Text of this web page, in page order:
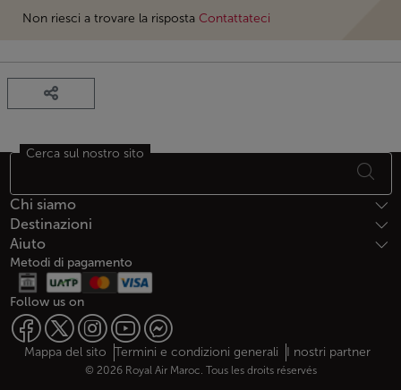
Non riesci a trovare la risposta Contattateci
Piè di pagina Mappa del sito
Cerca sul nostro sito
Chi siamo
Destinazioni
Aiuto
Metodi di pagamento
Follow us on
Web map links
$Title.getData()
Mappa del sito Termini e condizioni generali I nostri partner
© 2026 Royal Air Maroc. Tous les droits réservés